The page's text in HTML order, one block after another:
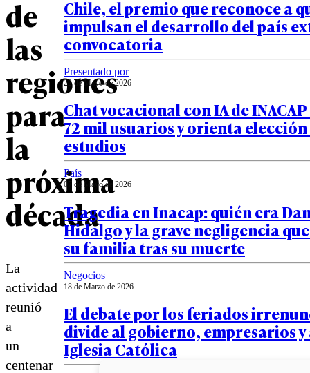
de
las
regiones
para
la
próxima
década
La
actividad
reunió
a
un
centenar
Chile, el premio que reconoce a
impulsan el desarrollo del país
convocatoria
Presentado por
22 de Mayo de 2026
Chat vocacional con IA de
72 mil usuarios y orienta elección
estudios
País
07 de Mayo de 2026
Tragedia en Inacap: quién era
Hidalgo y la grave negligencia
su familia tras su muerte
Negocios
18 de Marzo de 2026
El debate por los feriados
divide al gobierno, empresarios y
Iglesia Católica